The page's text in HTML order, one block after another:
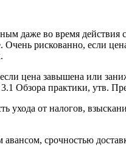
даже во время действия
рискованно, если
цена завышена или
Обзора практики, утв.
ухода от налогов,
срочностью